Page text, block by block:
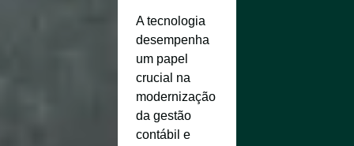
A tecnologia
desempenha
um papel
crucial na
modernização
da gestão
contábil e